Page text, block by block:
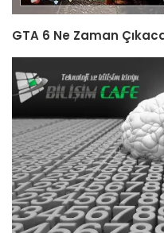
GTA 6 Ne Zaman